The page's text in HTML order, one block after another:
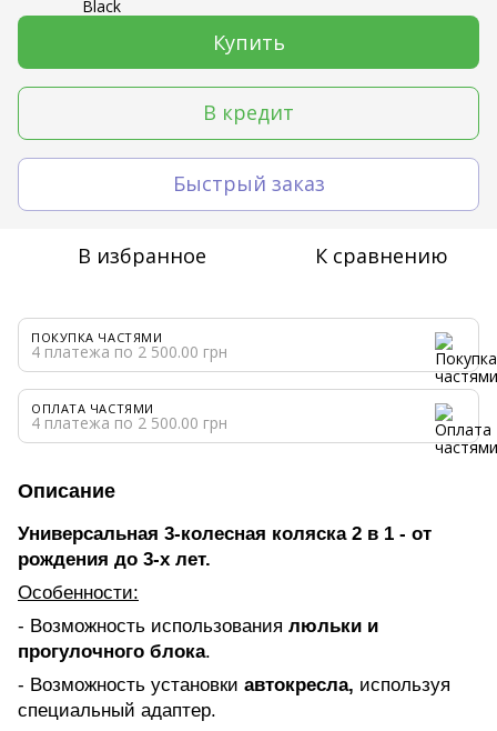
Купить
В кредит
Быстрый заказ
В избранное К сравнению
ПОКУПКА ЧАСТЯМИ
4 платежа по 2 500.00 грн
ОПЛАТА ЧАСТЯМИ
4 платежа по 2 500.00 грн
Описание
Универсальная 3-колесная коляска 2 в 1 - от
рождения до 3-х лет.
Особенности:
- Возможность использования люльки и
прогулочного блока.
- Возможность установки автокресла, используя
специальный адаптер.